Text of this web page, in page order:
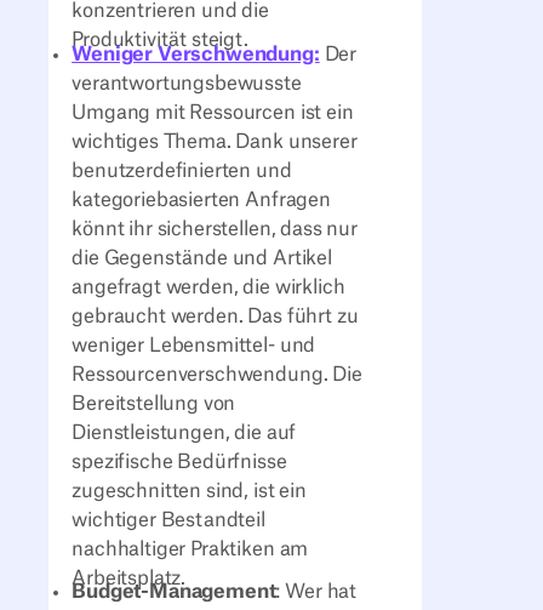
konzentrieren und die
Produktivität steigt.
Weniger Verschwendung: Der
verantwortungsbewusste
Umgang mit Ressourcen ist ein
wichtiges Thema. Dank unserer
benutzerdefinierten und
kategoriebasierten Anfragen
könnt ihr sicherstellen, dass nur
die Gegenstände und Artikel
angefragt werden, die wirklich
gebraucht werden. Das führt zu
weniger Lebensmittel- und
Ressourcenverschwendung. Die
Bereitstellung von
Dienstleistungen, die auf
spezifische Bedürfnisse
zugeschnitten sind, ist ein
wichtiger Bestandteil
nachhaltiger Praktiken am
Arbeitsplatz.
Budget-Management: Wer hat